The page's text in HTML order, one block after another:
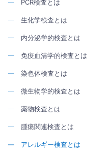
PCR検査とは
生化学検査とは
内分泌学的検査とは
免疫血清学的検査とは
染色体検査とは
微生物学的検査とは
薬物検査とは
腫瘍関連検査とは
アレルギー検査とは